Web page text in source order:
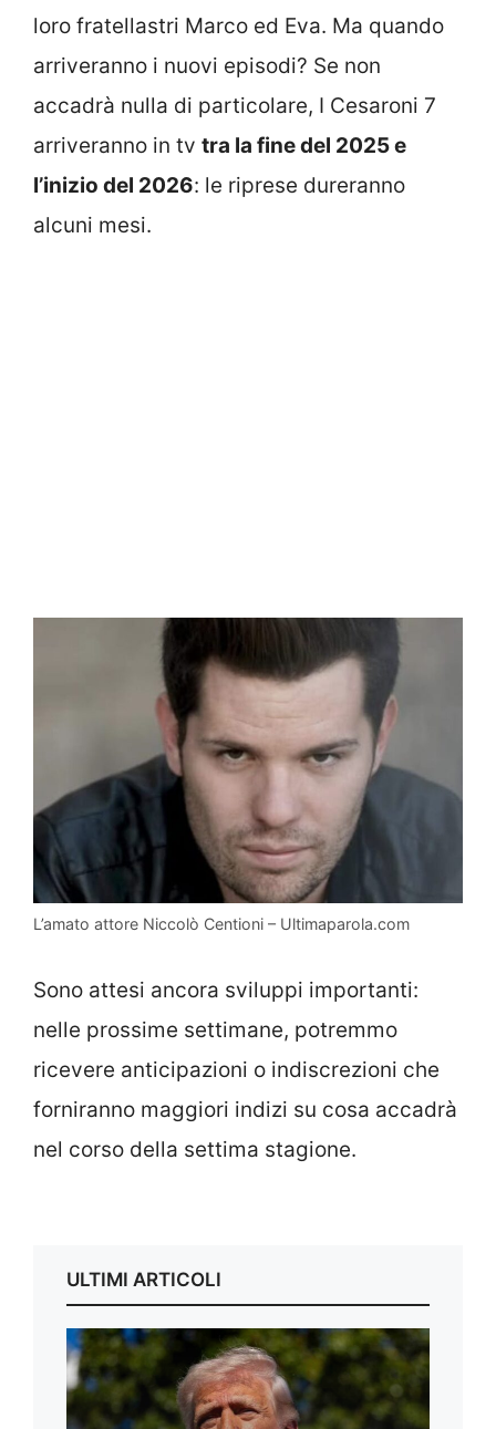
loro fratellastri Marco ed Eva. Ma quando
arriveranno i nuovi episodi? Se non
accadrà nulla di particolare, I Cesaroni 7
arriveranno in tv tra la fine del 2025 e
l’inizio del 2026: le riprese dureranno
alcuni mesi.
L’amato attore Niccolò Centioni – Ultimaparola.com
Sono attesi ancora sviluppi importanti:
nelle prossime settimane, potremmo
ricevere anticipazioni o indiscrezioni che
forniranno maggiori indizi su cosa accadrà
nel corso della settima stagione.
ULTIMI ARTICOLI